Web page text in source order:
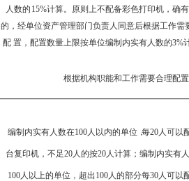
人数的 15%计算。原则上不配备彩色打印机，确
的， 经单位资产管理部门负责人同意后根据工作需
配 置，配置数量上限按单位编制内实有人数的3%
根据机构职能和工作需要合理配置
编制内实有人数在100人以内的单位 ，每20人可以
台复印机，不足20人的按20人计算；编制内实有
100人以上的单位，超出 100人的部分每30人可以